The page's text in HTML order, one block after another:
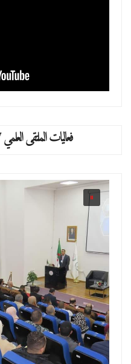
فعاليات الملتقى العلمي 27 نوفمبر 2024 بالصور